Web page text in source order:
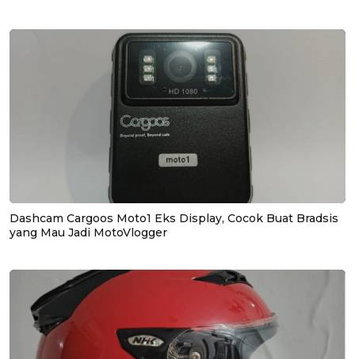
Dashcam Cargoos Moto1 Eks Display, Cocok Buat Bradsis
yang Mau Jadi MotoVlogger